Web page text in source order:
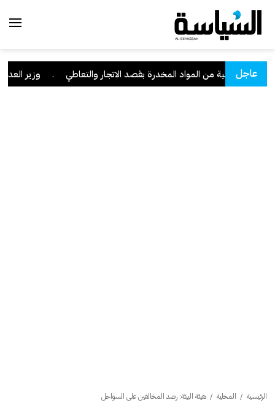
عاجلكمية من المواد المخدرة بقصد الاتجار والتعاطي وزير العدل: تراجع
الرئيسية / المحلية / هيئة البيئة: رصد المخالفين على السواحل